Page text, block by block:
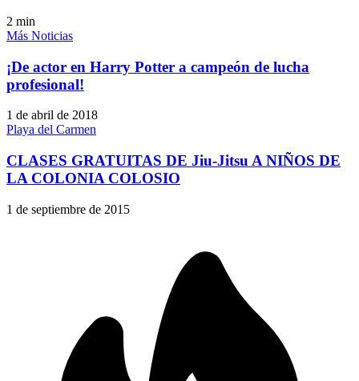
2 min
Más Noticias
¡De actor en Harry Potter a campeón de lucha
profesional!
1 de abril de 2018
Playa del Carmen
CLASES GRATUITAS DE Jiu-Jitsu A NIÑOS DE
LA COLONIA COLOSIO
1 de septiembre de 2015